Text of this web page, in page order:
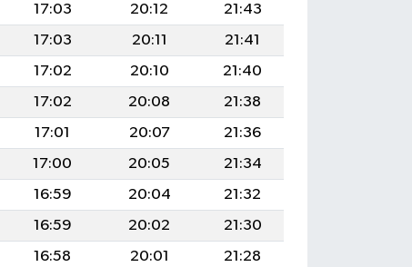
17:03 20:12
21:43
17:03 20:11
21:41
17:02 20:10
21:40
17:02 20:08
21:38
17:01 20:07
21:36
17:00 20:05
21:34
16:59 20:04
21:32
16:59 20:02
21:30
16:58 20:01
21:28